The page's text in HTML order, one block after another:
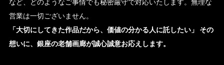
営業は一切ございません。
「大切にしてきた作品だから、価値の分かる人に託したい」 その
想いに、銀座の老舗画廊が誠心誠意お応えします。